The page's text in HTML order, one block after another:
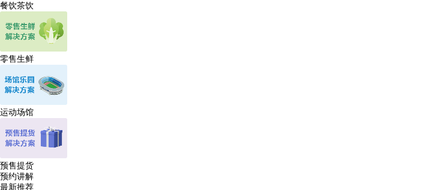
餐饮茶饮
零售生鲜
运动场馆
预售提货
预约讲解
最新推荐